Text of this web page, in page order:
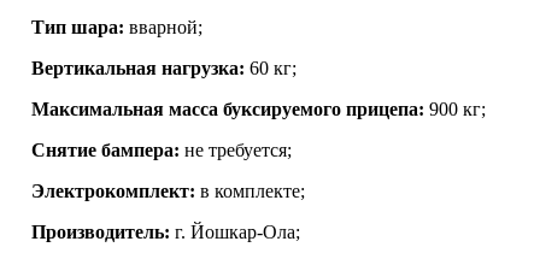
Тип шара: вварной;
Вертикальная нагрузка: 60 кг;
Максимальная масса буксируемого прицепа: 900 кг;
Снятие бампера: не требуется;
Электрокомплект: в комплекте;
Производитель: г. Йошкар-Ола;